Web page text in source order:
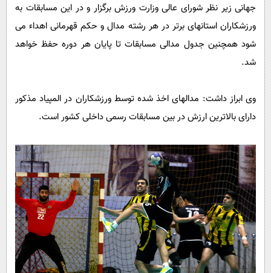
گوناگون
فرهنگی
اجتماعی
حیات وحش
سیاست خارجی
آشپزی
جهانی زیر نظر شورای عالی وزارت ورزش برگزار و در این مسابقات به
ورزشکاران استانهای برتر در هر رشته مدال و حکم قهرمانی اهداء می
شود همچنین جدول مدالی مسابقات تا پایان هر دوره حفظ خواهد
شد.
وی ابراز داشت: مدالهای اخذ شده توسط ورزشکاران در المپیاد مذکور
دارای بالاترین ارزش در بین مسابقات رسمی داخلی کشور است.